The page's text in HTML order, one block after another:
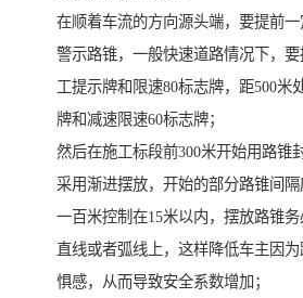
在顺着车流的方向源头端，要提前
警示路锥，一般快速道路情况下，
工提示牌和限速80标志牌，距500米
牌和减速限速60标志牌；
然后在施工标段前300米开始用路锥
采用渐进摆放，开始的部分路锥间
一百米控制在15米以内，摆放路锥
直线或者弧线上，这样降低车主因
惧感，从而导致安全系数增加；